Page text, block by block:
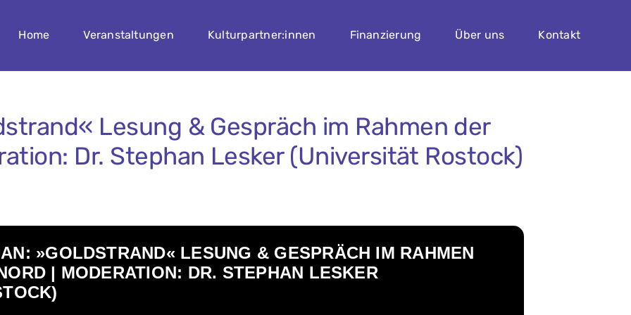
Home Veranstaltungen Kulturpartner:innen Finanzierung Über uns Kontakt
Lesung & Gespräch im Rahmen der
Dr. Stephan Lesker (Universität Rostock)
»GOLDSTRAND« LESUNG & GESPRÄCH IM RAHMEN
| MODERATION: DR. STEPHAN LESKER